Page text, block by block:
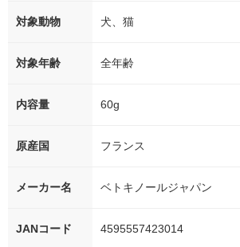
対象動物 犬、猫
対象年齢 全年齢
内容量 60g
原産国 フランス
メーカー名 ベトキノールジャパン
JANコード 4595557423014